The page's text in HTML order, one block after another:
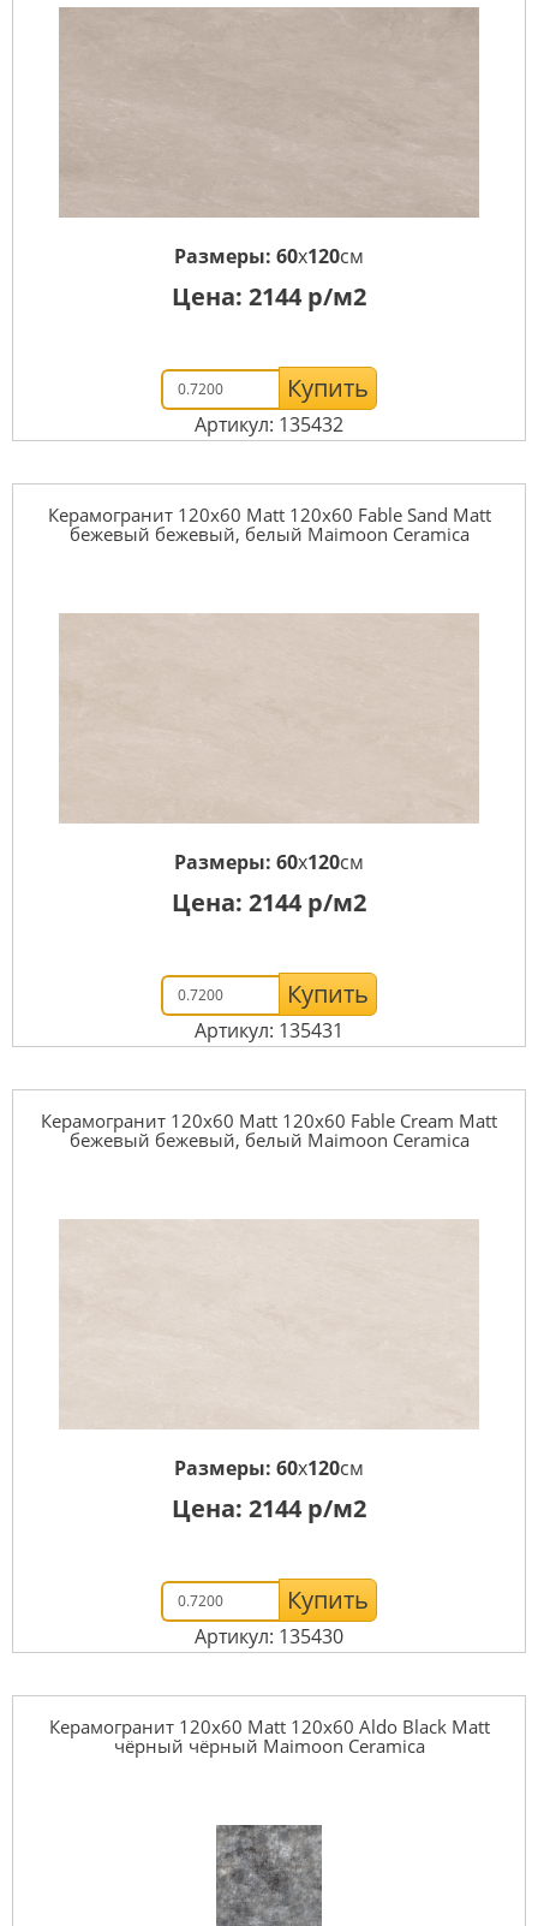
Размеры: 60x120см
Цена: 2144 р/м2
Купить
Артикул: 135432
Керамогранит 120x60 Matt 120x60 Fable Sand Matt
бежевый бежевый, белый Maimoon Ceramica
Размеры: 60x120см
Цена: 2144 р/м2
Купить
Артикул: 135431
Керамогранит 120x60 Matt 120x60 Fable Cream Matt
бежевый бежевый, белый Maimoon Ceramica
Размеры: 60x120см
Цена: 2144 р/м2
Купить
Артикул: 135430
Керамогранит 120x60 Matt 120x60 Aldo Black Matt
чёрный чёрный Maimoon Ceramica